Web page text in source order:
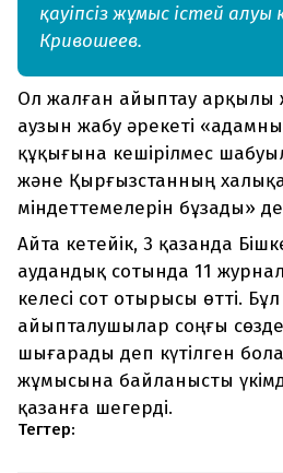
қауіпсіз жұмыс істей алуы
Кривошеев.
Ол жалған айыптау арқылы
аузын жабу әрекеті
құқығына кешірілмес
және Қырғызстанның
міндеттемелерін бұзады»
Айта кетейік, 3 қазанда
аудандық сотында 11
келесі сот отырысы өтті.
айыпталушылар соңғы
шығарады деп күтілген
жұмысына байланысты
қазанға шегерді.
Тегтер: